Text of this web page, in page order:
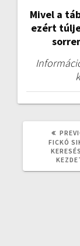
Mivel a
ezért
FICKÓ